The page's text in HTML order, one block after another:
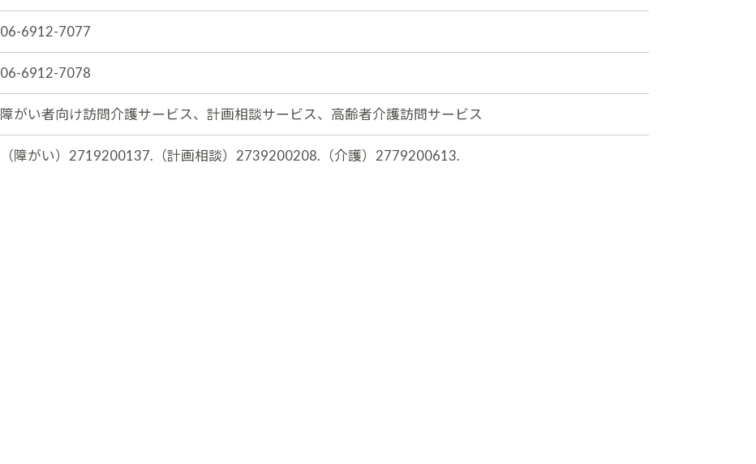
06-6912-7077
06-6912-7078
障がい者向け訪問介護サービス、計画相談サービス、高齢者介護訪問サービス
（障がい）2719200137.（計画相談）2739200208.（介護）2779200613.